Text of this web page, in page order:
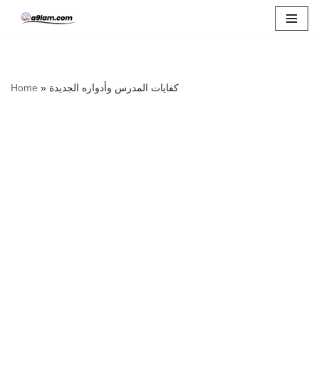
Home » كفايات المدرس وأدواره الجديدة